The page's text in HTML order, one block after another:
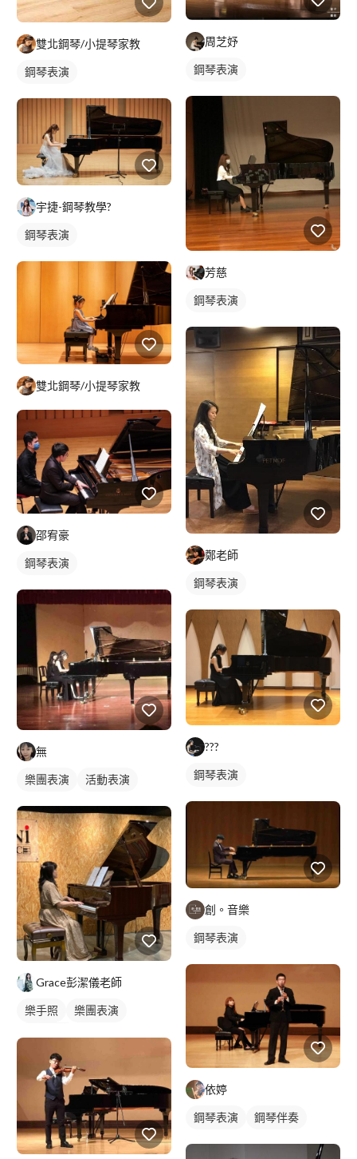
雙北鋼琴/小提琴家教
鋼琴表演
宇捷-鋼琴教學?
鋼琴表演
雙北鋼琴/小提琴家教
邵宥豪
鋼琴表演
無
樂團表演 活動表演
Grace彭潔儀老師
樂手照
樂團表演
活動表演
周芝妤
鋼琴表演
芳慈
鋼琴表演
鄭老師
鋼琴表演
???
鋼琴表演
創。音樂
鋼琴表演
依婷
鋼琴表演 鋼琴伴奏